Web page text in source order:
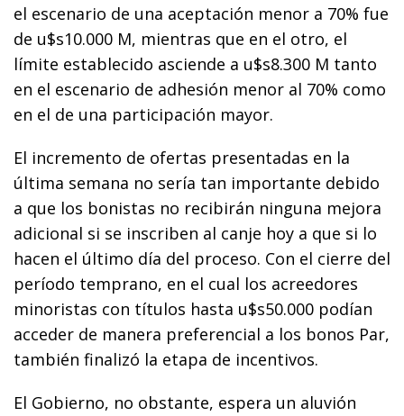
el escenario de una aceptación menor a 70% fue
de u$s10.000 M, mientras que en el otro, el
límite establecido asciende a u$s8.300 M tanto
en el escenario de adhesión menor al 70% como
en el de una participación mayor.
El incremento de ofertas presentadas en la
última semana no sería tan importante debido
a que los bonistas no recibirán ninguna mejora
adicional si se inscriben al canje hoy a que si lo
hacen el último día del proceso. Con el cierre del
período temprano, en el cual los acreedores
minoristas con títulos hasta u$s50.000 podían
acceder de manera preferencial a los bonos Par,
también finalizó la etapa de incentivos.
El Gobierno, no obstante, espera un aluvión